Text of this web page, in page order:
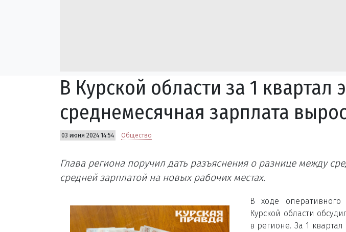
В Курской области за 1 квартал
среднемесячная зарплата
03 июня 2024 14:54 Общество
Глава региона поручил дать разъяснения о разнице между
средней зарплатой на новых рабочих местах.
В ходе
Курской области
в регионе. За 1